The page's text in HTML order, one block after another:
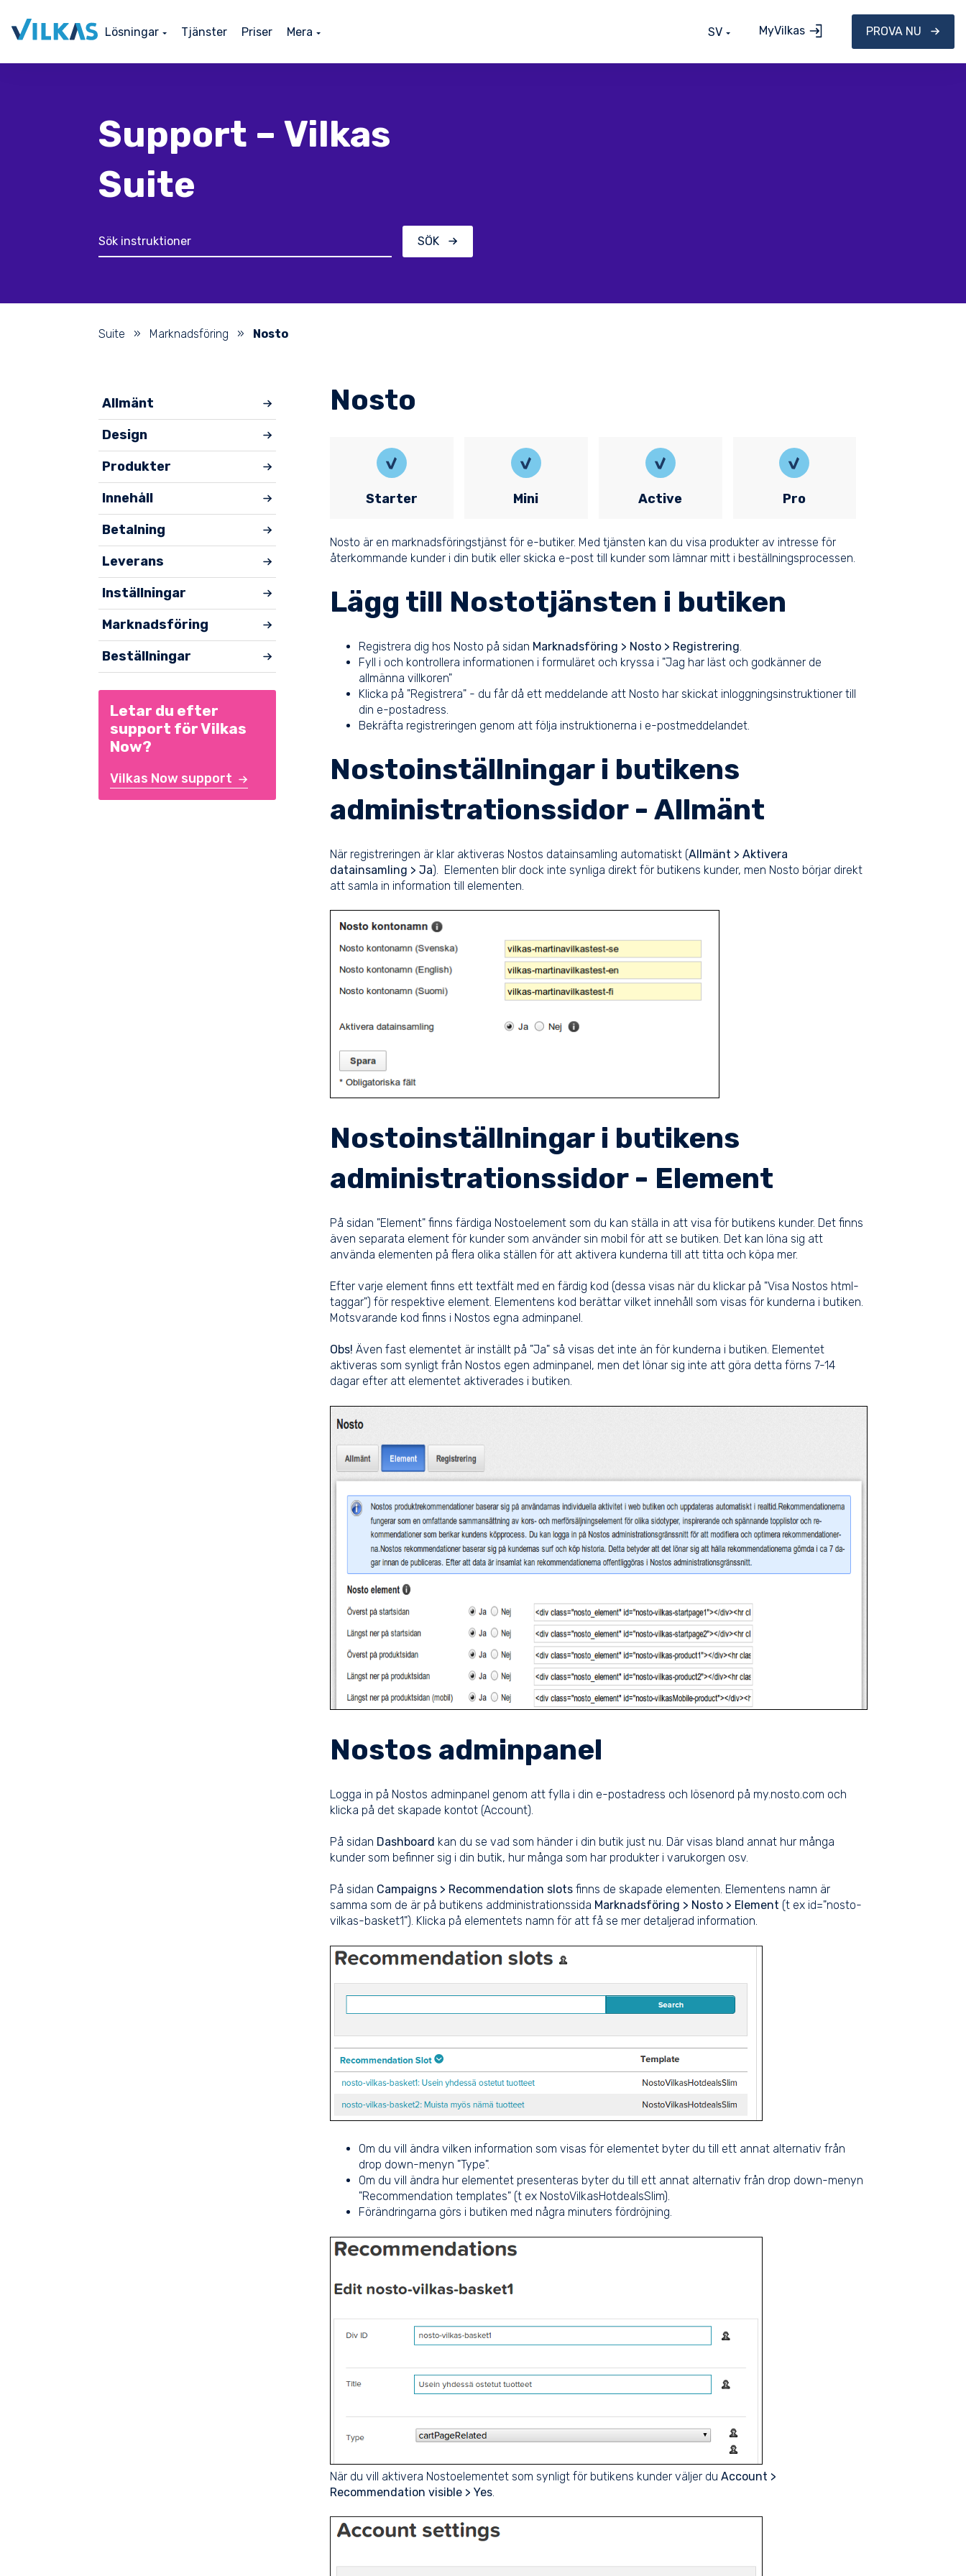
Lösningar Tjänster Priser Mera SV MyVilkas PROVA NU
Support – Vilkas
Suite
SÖK
Suite » Marknadsföring » Nosto
Allmänt
Design
Produkter
Innehåll
Betalning
Leverans
Inställningar
Marknadsföring
Beställningar
Letar du efter
support för Vilkas
Now?
Vilkas Now support
Nosto
Starter Mini Active Pro
Nosto är en marknadsföringstjänst för e-butiker. Med tjänsten kan du visa produkter av intresse för
återkommande kunder i din butik eller skicka e-post till kunder som lämnar mitt i beställningsprocessen.
Lägg till Nostotjänsten i butiken
Registrera dig hos Nosto på sidan Marknadsföring > Nosto > Registrering
Fyll i och kontrollera informationen i formuläret och kryssa i "Jag har läst och godkänner de
allmänna villkoren"
Klicka på "Registrera" - du får då ett meddelande att Nosto har skickat inloggningsinstruktioner till
din e-postadress.
Bekräfta registreringen genom att följa instruktionerna i e-postmeddelandet.
Nostoinställningar i butikens
administrationssidor - Allmänt
När registreringen är klar aktiveras Nostos datainsamling automatiskt (Allmänt > Aktivera
datainsamling > Ja). Elementen blir dock inte synliga direkt för butikens kunder, men Nosto börjar direkt
att samla in information till elementen.
Nostoinställningar i butikens
administrationssidor - Element
På sidan "Element" finns färdiga Nostoelement som du kan ställa in att visa för butikens kunder. Det finns
även separata element för kunder som använder sin mobil för att se butiken. Det kan löna sig att
använda elementen på flera olika ställen för att aktivera kunderna till att titta och köpa mer.
Efter varje element finns ett textfält med en färdig kod (dessa visas när du klickar på "Visa Nostos html-
taggar") för respektive element. Elementens kod berättar vilket innehåll som visas för kunderna i butiken.
Motsvarande kod finns i Nostos egna adminpanel.
Obs! Även fast elementet är inställt på "Ja" så visas det inte än för kunderna i butiken. Elementet
aktiveras som synligt från Nostos egen adminpanel, men det lönar sig inte att göra detta förns 7-14
dagar efter att elementet aktiverades i butiken.
Nostos adminpanel
Logga in på Nostos adminpanel genom att fylla i din e-postadress och lösenord på my.nosto.com och
klicka på det skapade kontot (Account).
På sidan Dashboard kan du se vad som händer i din butik just nu. Där visas bland annat hur många
kunder som befinner sig i din butik, hur många som har produkter i varukorgen osv.
På sidan Campaigns > Recommendation slots finns de skapade elementen. Elementens namn är
samma som de är på butikens addministrationssida Marknadsföring > Nosto > Element (t ex id="nosto-
vilkas-basket1"). Klicka på elementets namn för att få se mer detaljerad information.
Om du vill ändra vilken information som visas för elementet byter du till ett annat alternativ från
drop down-menyn "Type".
Om du vill ändra hur elementet presenteras byter du till ett annat alternativ från drop down-menyn
"Recommendation templates" (t ex NostoVilkasHotdealsSlim).
Förändringarna görs i butiken med några minuters fördröjning.
När du vill aktivera Nostoelementet som synligt för butikens kunder väljer duAccount >
Recommendation visible > Yes